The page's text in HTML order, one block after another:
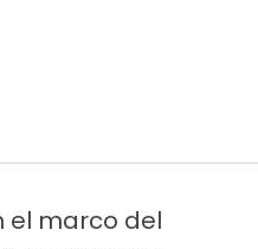
el marco del